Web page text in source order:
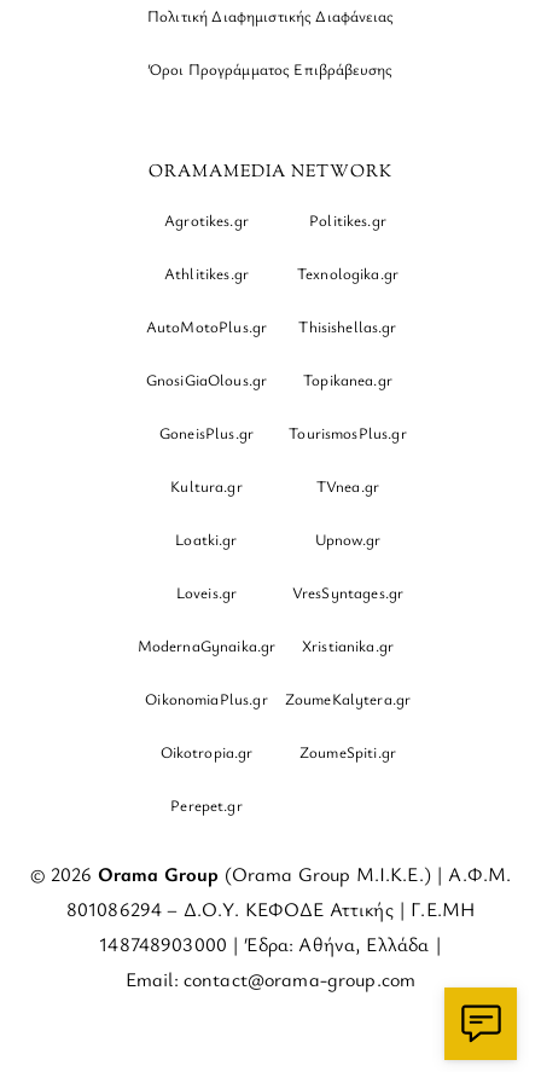
Πολιτική Διαφημιστικής Διαφάνειας
Όροι Προγράμματος Επιβράβευσης
ORAMAMEDIA NETWORK
Agrotikes.gr Politikes.gr
Athlitikes.gr Texnologika.gr
AutoMotoPlus.gr Thisishellas.gr
GnosiGiaOlous.gr Topikanea.gr
GoneisPlus.gr TourismosPlus.gr
Kultura.gr TVnea.gr
Loatki.gr Upnow.gr
Loveis.gr VresSyntages.gr
ModernaGynaika.gr Xristianika.gr
OikonomiaPlus.gr ZoumeKalytera.gr
Oikotropia.gr ZoumeSpiti.gr
Perepet.gr
© 2026 Orama Group (Orama Group Μ.Ι.Κ.Ε.) | Α.Φ.Μ.
801086294 – Δ.Ο.Υ. ΚΕΦΟΔΕ Αττικής | Γ.Ε.ΜΗ
148748903000 | Έδρα: Αθήνα, Ελλάδα |
Email: contact@orama-group.com